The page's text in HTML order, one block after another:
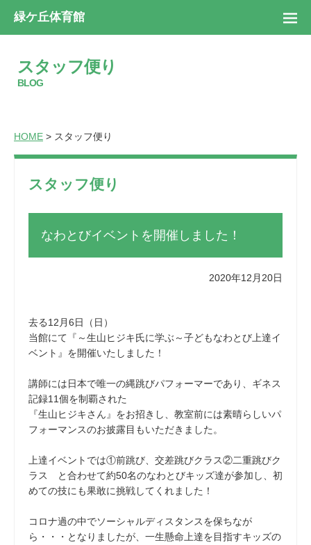
緑ケ丘体育館
スタッフ便り
BLOG
HOME > スタッフ便り
スタッフ便り
なわとびイベントを開催しました！
2020年12月20日
去る12月6日（日）
当館にて『～生山ヒジキ氏に学ぶ～子どもなわとび上達イ
ベント』を開催いたしました！
講師には日本で唯一の縄跳びパフォーマーであり、ギネス
記録11個を制覇された
『生山ヒジキさん』をお招きし、教室前には素晴らしいパ
フォーマンスのお披露目もいただきました。
上達イベントでは①前跳び、交差跳びクラス②二重跳びク
ラス と合わせて約50名のなわとびキッズ達が参加し、初
めての技にも果敢に挑戦してくれました！
コロナ過の中でソーシャルディスタンスを保ちなが
ら・・・となりましたが、一生懸命上達を目指すキッズの